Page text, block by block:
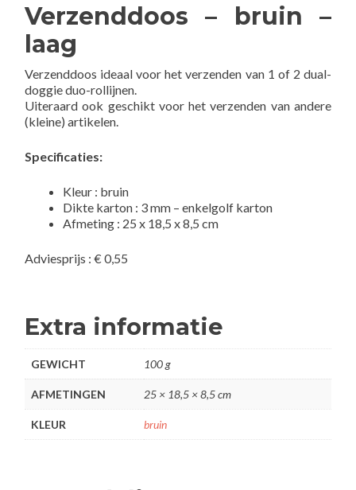
Verzenddoos – bruin –
laag
Verzenddoos ideaal voor het verzenden van 1 of 2 dual-
doggie duo-rollijnen.
Uiteraard ook geschikt voor het verzenden van andere
(kleine) artikelen.
Specificaties:
Kleur : bruin
Dikte karton : 3 mm – enkelgolf karton
Afmeting : 25 x 18,5 x 8,5 cm
Adviesprijs : € 0,55
Extra informatie
GEWICHT 100 g
AFMETINGEN 25 × 18,5 × 8,5 cm
KLEUR bruin